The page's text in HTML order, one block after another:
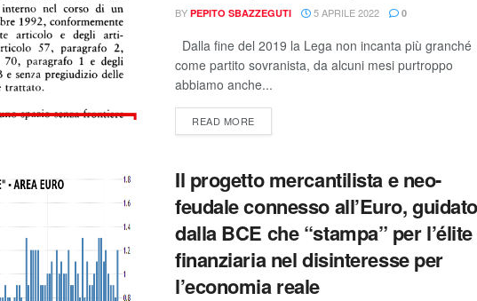
BY PEPITO SBAZZEGUTI 5 APRILE 2022 0
Dalla fine del 2019 la Lega non incanta più granché
come partito sovranista, da alcuni mesi purtroppo
abbiamo anche...
READ MORE
Il progetto mercantilista e neo-
feudale connesso all’Euro, guidato
dalla BCE che “stampa” per l’élite
finanziaria nel disinteresse per
l’economia reale